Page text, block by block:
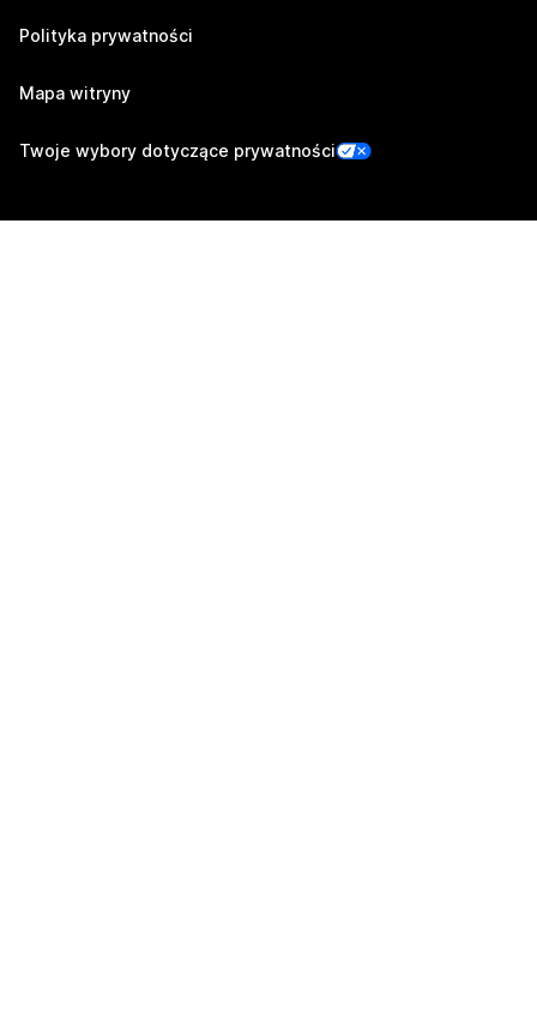
Polityka prywatności
Mapa witryny
Twoje wybory dotyczące prywatności